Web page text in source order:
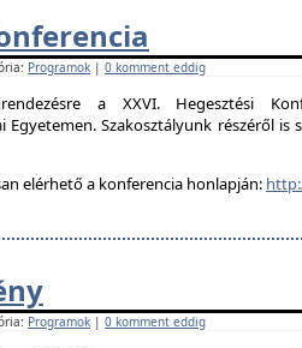
Programok | 0 komment eddig
a XXVI. Hegesztési
Egyetemen. Szakosztályunk részéről
elérhető a konferencia honlapján:
Programok | 0 komment eddig